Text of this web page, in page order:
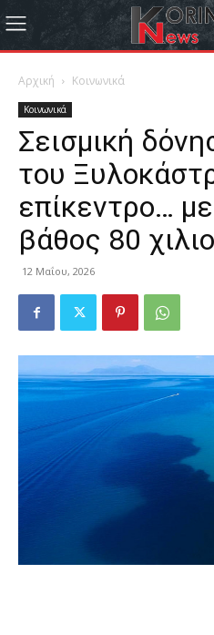
Αρχική Κοινωνικά
Κοινωνικά
Σεισμική
του
επίκεντρο…
βάθος 80
12 Μαΐου, 2026